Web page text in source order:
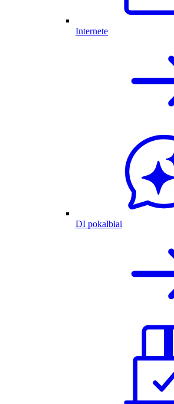
Internete
DI pokalbiai